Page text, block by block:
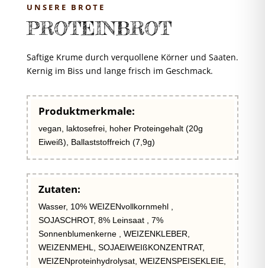
UNSERE BROTE
PROTEINBROT
Saftige Krume durch verquollene Körner und Saaten.
Kernig im Biss und lange frisch im Geschmack.
Produktmerkmale:
vegan, laktosefrei, hoher Proteingehalt (20g
Eiweiß), Ballaststoffreich (7,9g)
Zutaten:
Wasser, 10% WEIZENvollkornmehl ,
SOJASCHROT, 8% Leinsaat , 7%
Sonnenblumenkerne , WEIZENKLEBER,
WEIZENMEHL, SOJAEIWEIßKONZENTRAT,
WEIZENproteinhydrolysat, WEIZENSPEISEKLEIE,